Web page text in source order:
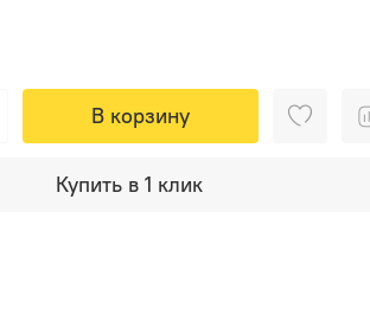
В корзину
Купить в 1 клик